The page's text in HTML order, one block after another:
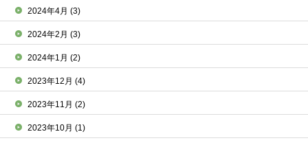
2024年4月(3)
2024年2月(3)
2024年1月(2)
2023年12月(4)
2023年11月(2)
2023年10月(1)